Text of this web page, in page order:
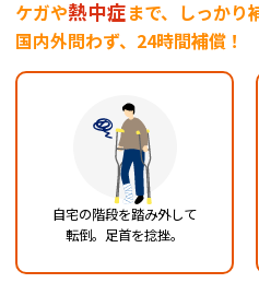
ケガや熱中症まで、しっかり
国内外問わず、24時間補償！
自宅の階段を踏み外して
転倒。足首を捻挫。